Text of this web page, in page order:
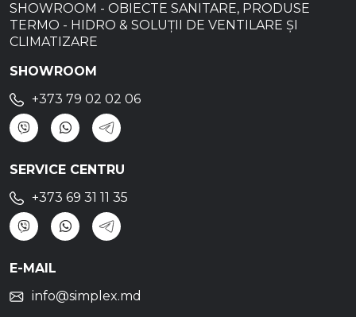
SHOWROOM - OBIECTE SANITARE, PRODUSE
TERMO - HIDRO & SOLUȚII DE VENTILARE ȘI
CLIMATIZARE
SHOWROOM
+373 79 02 02 06
SERVICE CENTRU
+373 69 31 11 35
E-MAIL
info@simplex.md